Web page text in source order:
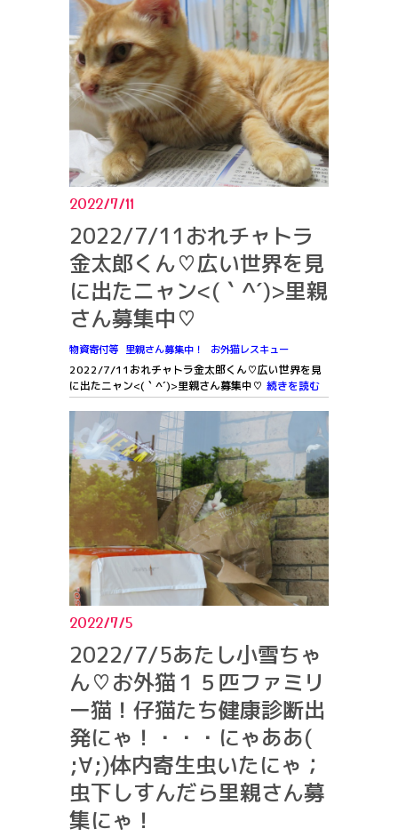
2022/7/11
2022/7/11おれチャトラ
金太郎くん♡広い世界を見
に出たニャン<(｀^´)>里親
さん募集中♡
物資寄付等 里親さん募集中！ お外猫レスキュー
2022/7/11おれチャトラ金太郎くん♡広い世界を見
に出たニャン<(｀^´)>里親さん募集中♡ 続きを読む
2022/7/5
2022/7/5あたし小雪ちゃ
ん♡お外猫１５匹ファミリ
ー猫！仔猫たち健康診断出
発にゃ！・・・にゃああ(
;∀;)体内寄生虫いたにゃ；
虫下しすんだら里親さん募
集にゃ！